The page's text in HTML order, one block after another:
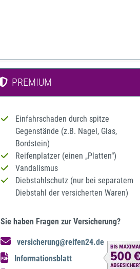
PREMIUM
Einfahrschaden durch spitze
Gegenstände (z.B. Nagel, Glas,
Bordstein)
Reifenplatzer (einen „Platten“)
Vandalismus
Diebstahlschutz (nur bei separatem
Diebstahl der versicherten Waren)
Sie haben Fragen zur Versicherung?
versicherung@reifen24.de
Informationsblatt